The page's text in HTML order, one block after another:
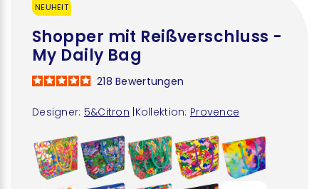
NEUHEIT
Shopper mit Reißverschluss -
My Daily Bag
Designer: 5&Citron Kollektion: Provence
218Bewertungen